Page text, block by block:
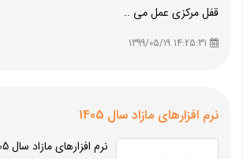
قفل مرکزی عمل می ..
نرم افزارهای مازاد سال 1405